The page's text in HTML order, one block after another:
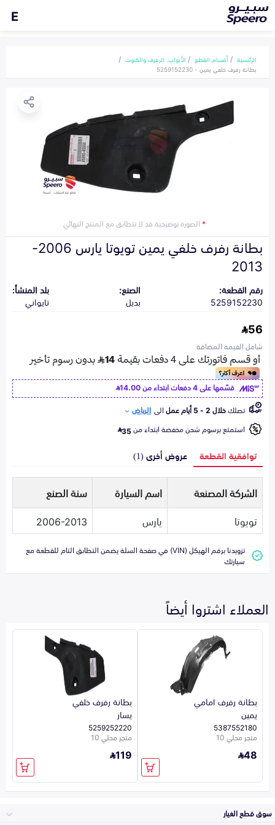
E
الرئيسية أقسام القطع
الأبواب، الرفرف والكبوت
بطانة رفرف خلفي يمين - 5259152230
*الصورة توضيحية قد لا تتطابق مع المنتج النهائي
بطانة رفرف خلفي يمين تويوتا يارس 2006-
2013
رقم القطعة:
5259152230
الصنع:
بديل
بلد المنشأ:
تايواني
56
شامل القيمة المضافة
قسّمها على 4 دفعات ابتداء من
14.00
تصلكخلال 2 - 5 أيام عمل الى الرياض
استمتع برسوم شحن مخفضة ابتداء من35
توافقية القطعة عروض أخرى (1)
الشركة المصنعة اسم السيارة
سنة الصنع
تويوتا
يارس 2006-2013
تزويدنا برقم الهيكل (VIN) في صفحة السلة يضمن التطابق التام للقطعة مع
سيارتك
العملاء اشتروا أيضاً
بطانة رفرف امامي
يمين
5387552180
متجر محلي 10
48
بطانة رفرف خلفي
يسار
5259252220
متجر محلي 10
119
سوق قطع الغيار